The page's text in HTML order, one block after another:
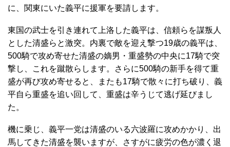
に、関東にいた義平に援軍を要請します。
東国の武士を引き連れて上洛した義平は、信頼らを謀叛人
とした清盛らと激突。内裏で敵を迎え撃つ19歳の義平は、
500騎で攻め寄せた清盛の嫡男・重盛勢の中央に17騎で突
撃し、これを蹴散らします。さらに500騎の新手を得て重
盛が再び攻め寄せると、またも17騎で散々に打ち破り、義
平自ら重盛を追い回して、重盛は辛うじて逃げ延びまし
た。
機に乗じ、義平一党は清盛のいる六波羅に攻めかかり、出
馬してきた清盛を襲いますが、さすがに疲労の色が濃く退